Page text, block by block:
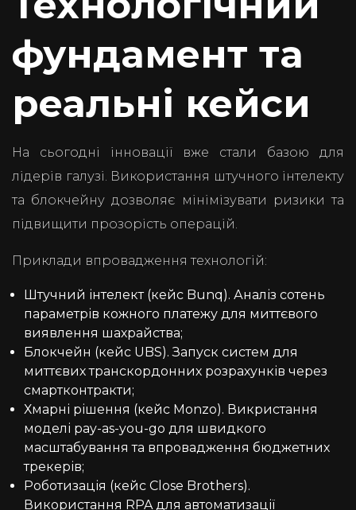
фундамент та
реальні кейси
На сьогодні інновації вже стали базою для
лідерів галузі. Використання штучного інтелекту
та блокчейну дозволяє мінімізувати ризики та
підвищити прозорість операцій.
Приклади впровадження технологій:
Штучний інтелект (кейс Bunq). Аналіз сотень
параметрів кожного платежу для миттєвого
виявлення шахрайства;
Блокчейн (кейс UBS). Запуск систем для
миттєвих транскордонних розрахунків через
смартконтракти;
Хмарні рішення (кейс Monzo). Викристання
моделі pay-as-you-go для швидкого
масштабування та впровадження бюджетних
трекерів;
Роботизація (кейс Close Brothers).
Використання RPA для автоматизації